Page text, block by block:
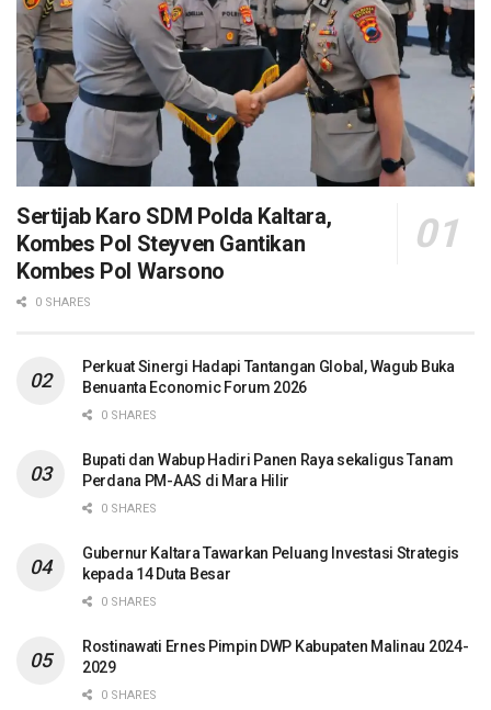
Sertijab Karo SDM Polda Kaltara,
Kombes Pol Steyven Gantikan
Kombes Pol Warsono
0 SHARES
Perkuat Sinergi Hadapi Tantangan Global, Wagub Buka
Benuanta Economic Forum 2026
0 SHARES
Bupati dan Wabup Hadiri Panen Raya sekaligus Tanam
Perdana PM-AAS di Mara Hilir
0 SHARES
Gubernur Kaltara Tawarkan Peluang Investasi Strategis
kepada 14 Duta Besar
0 SHARES
Rostinawati Ernes Pimpin DWP Kabupaten Malinau 2024-
2029
0 SHARES